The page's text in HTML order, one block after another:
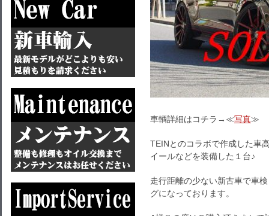
車輌詳細はコチラ→≪写真≫
TEINとのコラボで作成した車
イールなどを装備した１台♪
走行距離の少ない新古車で車
グになっております。